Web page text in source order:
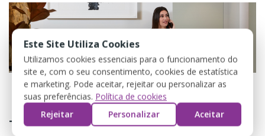
Também Poderá Gostar
Este Site Utiliza Cookies
Utilizamos cookies essenciais para o funcionamento do
site e, com o seu consentimento, cookies de estatística
e marketing. Pode aceitar, rejeitar ou personalizar as
suas preferências. Política de cookies
Rejeitar
Personalizar Aceitar